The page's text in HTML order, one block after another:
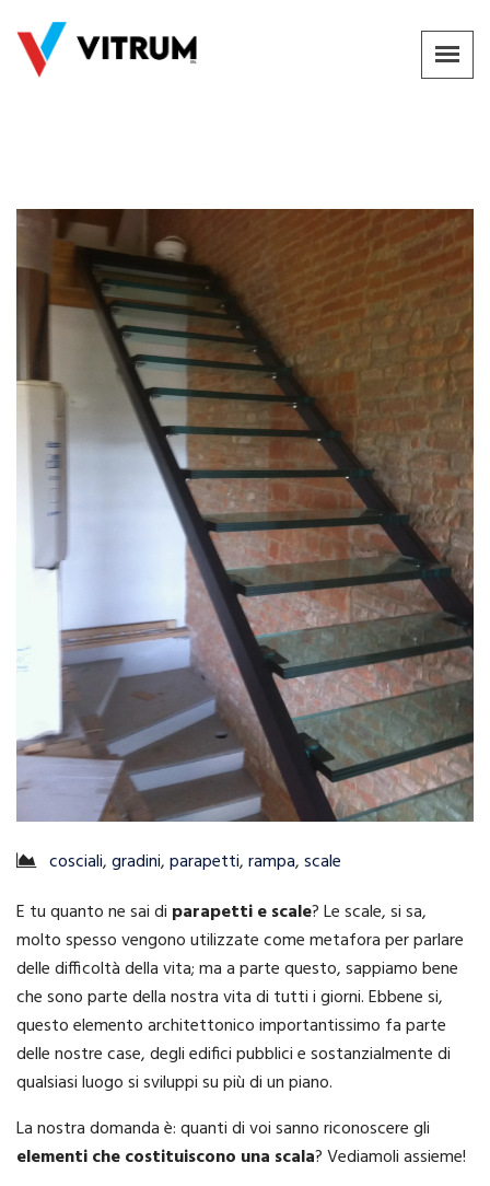
cosciali,gradini,parapetti,rampa,scale
E tu quanto ne sai di parapetti e scale? Le scale, si sa,
molto spesso vengono utilizzate come metafora per parlare
delle difficoltà della vita; ma a parte questo, sappiamo bene
che sono parte della nostra vita di tutti i giorni. Ebbene si,
questo elemento architettonico importantissimo fa parte
delle nostre case, degli edifici pubblici e sostanzialmente di
qualsiasi luogo si sviluppi su più di un piano.
La nostra domanda è: quanti di voi sanno riconoscere gli
elementi che costituiscono una scala? Vediamoli assieme!